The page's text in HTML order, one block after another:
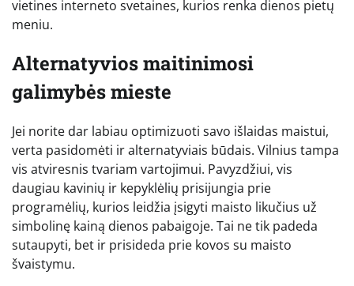
vietines interneto svetaines, kurios renka dienos pietų
meniu.
Alternatyvios maitinimosi
galimybės mieste
Jei norite dar labiau optimizuoti savo išlaidas maistui,
verta pasidomėti ir alternatyviais būdais. Vilnius tampa
vis atviresnis tvariam vartojimui. Pavyzdžiui, vis
daugiau kavinių ir kepyklėlių prisijungia prie
programėlių, kurios leidžia įsigyti maisto likučius už
simbolinę kainą dienos pabaigoje. Tai ne tik padeda
sutaupyti, bet ir prisideda prie kovos su maisto
švaistymu.